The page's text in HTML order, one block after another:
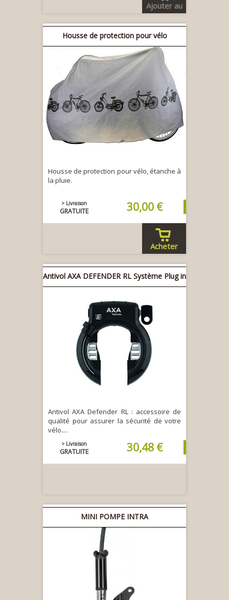
Ajouter au
panier
Housse de protection pour vélo
Housse de protection pour vélo, étanche à
la pluie.
> Livraison
GRATUITE 30,00 €
Acheter
Antivol AXA DEFENDER RL Système Plug in
Antivol AXA Defender RL : accessoire de
qualité pour assurer la sécurité de votre
vélo....
> Livraison
GRATUITE 30,48 €
MINI POMPE INTRA